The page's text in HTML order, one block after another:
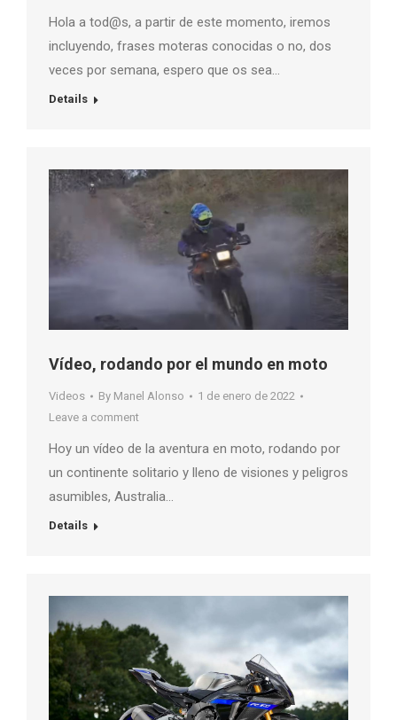
Hola a tod@s, a partir de este momento, iremos
incluyendo, frases moteras conocidas o no, dos
veces por semana, espero que os sea…
Details
Vídeo, rodando por el mundo en moto
Videos By Manel Alonso
1 de enero de 2022
Leave a comment
Hoy un vídeo de la aventura en moto, rodando por
un continente solitario y lleno de visiones y peligros
asumibles, Australia…
Details